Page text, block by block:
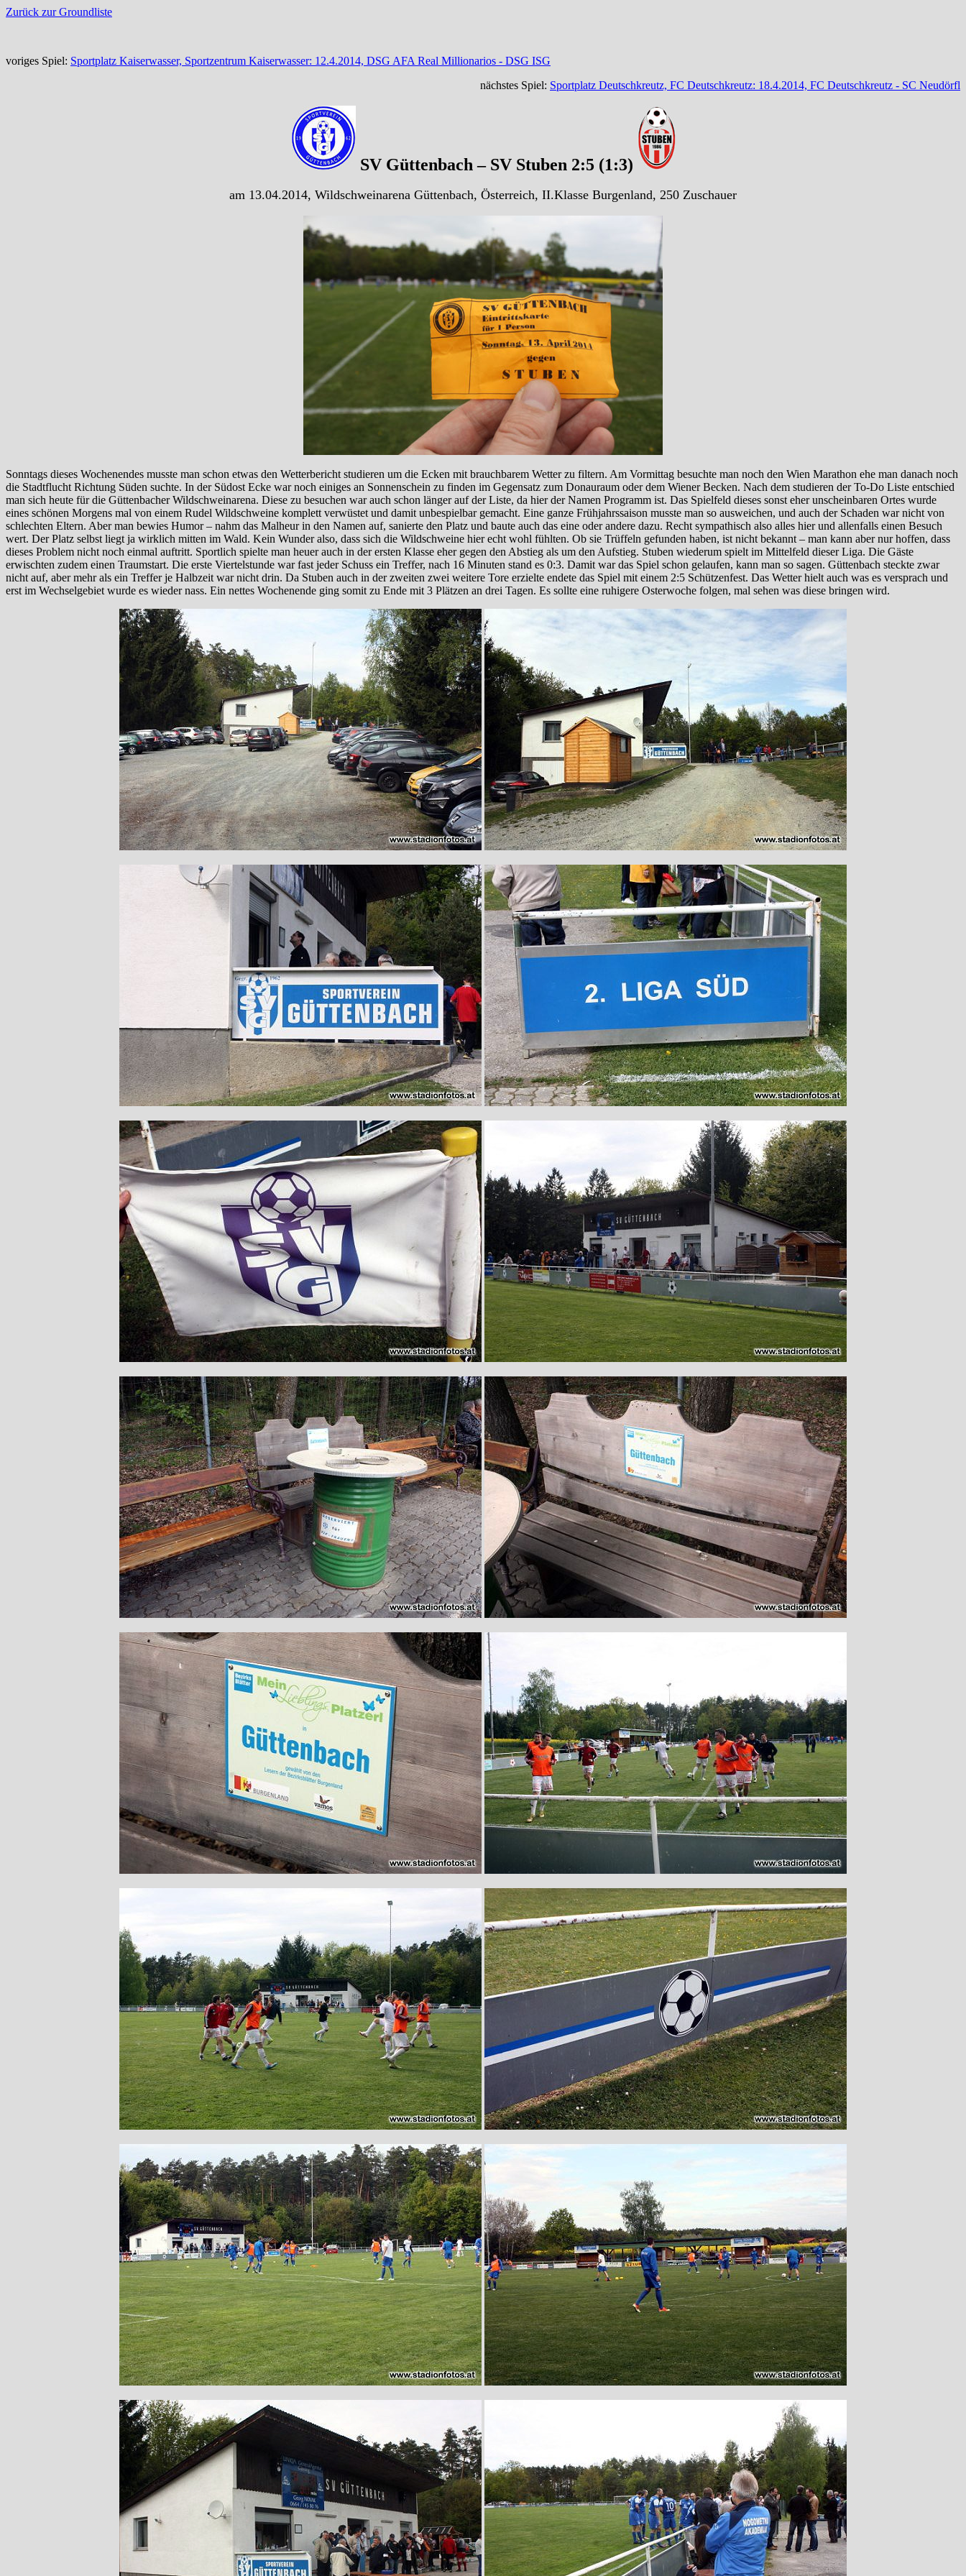
Zurück zur Groundliste
voriges Spiel: Sportplatz Kaiserwasser, Sportzentrum Kaiserwasser: 12.4.2014, DSG AFA Real Millionarios - DSG ISG
nächstes Spiel: Sportplatz Deutschkreutz, FC Deutschkreutz: 18.4.2014, FC Deutschkreutz - SC Neudörfl
SV Güttenbach – SV Stuben 2:5 (1:3)
am 13.04.2014, Wildschweinarena Güttenbach, Österreich, II.Klasse Burgenland, 250 Zuschauer
Sonntags dieses Wochenendes musste man schon etwas den Wetterbericht studieren um die Ecken mit brauchbarem Wetter zu filtern. Am Vormittag besuchte man noch den Wien Marathon ehe man danach noch
die Stadtflucht Richtung Süden suchte. In der Südost Ecke war noch einiges an Sonnenschein zu finden im Gegensatz zum Donauraum oder dem Wiener Becken. Nach dem studieren der To-Do Liste entschied
man sich heute für die Güttenbacher Wildschweinarena. Diese zu besuchen war auch schon länger auf der Liste, da hier der Namen Programm ist. Das Spielfeld dieses sonst eher unscheinbaren Ortes wurde
eines schönen Morgens mal von einem Rudel Wildschweine komplett verwüstet und damit unbespielbar gemacht. Eine ganze Frühjahrssaison musste man so ausweichen, und auch der Schaden war nicht von
schlechten Eltern. Aber man bewies Humor – nahm das Malheur in den Namen auf, sanierte den Platz und baute auch das eine oder andere dazu. Recht sympathisch also alles hier und allenfalls einen Besuch
wert. Der Platz selbst liegt ja wirklich mitten im Wald. Kein Wunder also, dass sich die Wildschweine hier echt wohl fühlten. Ob sie Trüffeln gefunden haben, ist nicht bekannt – man kann aber nur hoffen, dass
dieses Problem nicht noch einmal auftritt. Sportlich spielte man heuer auch in der ersten Klasse eher gegen den Abstieg als um den Aufstieg. Stuben wiederum spielt im Mittelfeld dieser Liga. Die Gäste
erwischten zudem einen Traumstart. Die erste Viertelstunde war fast jeder Schuss ein Treffer, nach 16 Minuten stand es 0:3. Damit war das Spiel schon gelaufen, kann man so sagen. Güttenbach steckte zwar
nicht auf, aber mehr als ein Treffer je Halbzeit war nicht drin. Da Stuben auch in der zweiten zwei weitere Tore erzielte endete das Spiel mit einem 2:5 Schützenfest. Das Wetter hielt auch was es versprach und
erst im Wechselgebiet wurde es wieder nass. Ein nettes Wochenende ging somit zu Ende mit 3 Plätzen an drei Tagen. Es sollte eine ruhigere Osterwoche folgen, mal sehen was diese bringen wird.